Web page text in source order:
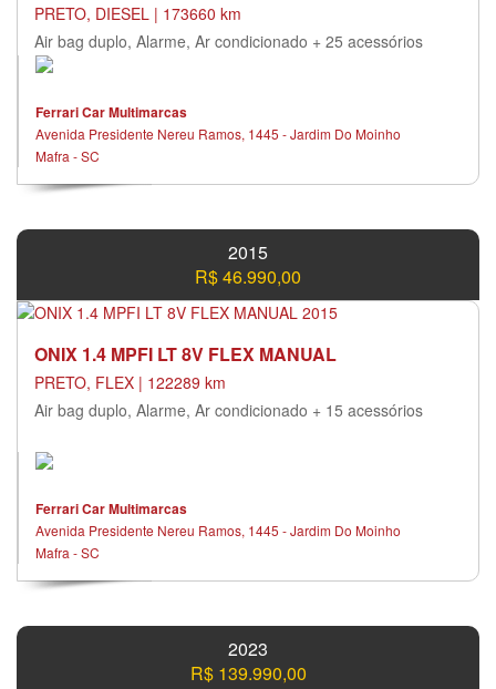
PRETO, DIESEL | 173660 km
Air bag duplo, Alarme, Ar condicionado + 25 acessórios
Ferrari Car Multimarcas
Avenida Presidente Nereu Ramos, 1445 - Jardim Do Moinho
Mafra - SC
2015
R$ 46.990,00
ONIX 1.4 MPFI LT 8V FLEX MANUAL
PRETO, FLEX | 122289 km
Air bag duplo, Alarme, Ar condicionado + 15 acessórios
Ferrari Car Multimarcas
Avenida Presidente Nereu Ramos, 1445 - Jardim Do Moinho
Mafra - SC
2023
R$ 139.990,00